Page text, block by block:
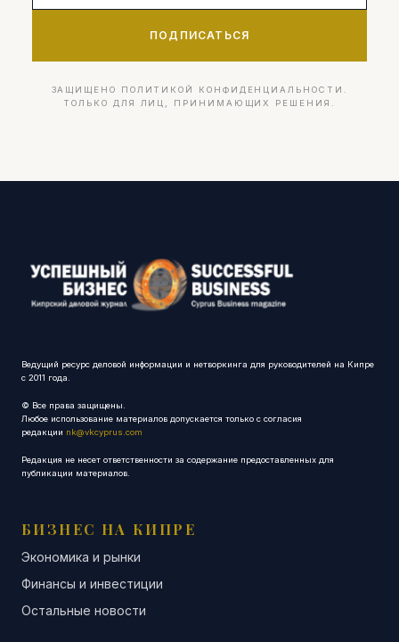
ПОДПИСАТЬСЯ
ЗАЩИЩЕНО ПОЛИТИКОЙ КОНФИДЕНЦИАЛЬНОСТИ.
ТОЛЬКО ДЛЯ ЛИЦ, ПРИНИМАЮЩИХ РЕШЕНИЯ.
Ведущий ресурс деловой информации и нетворкинга для руководителей на Кипре
с 2011 года.
© Все права защищены.
Любое использование материалов допускается только с согласия
редакции nk@vkcyprus.com
Редакция не несет ответственности за содержание предоставленных для
публикации материалов.
БИЗНЕС НА КИПРЕ
Экономика и рынки
Финансы и инвестиции
Остальные новости